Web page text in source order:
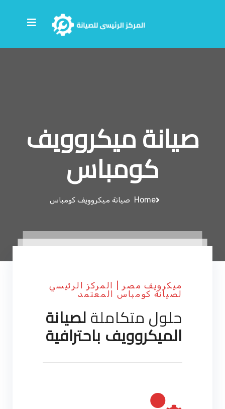
صيانة ميكروويف
كومباس
Home صيانة ميكروويف كومباس
ميكرويف مصر | المركز الرئيسي
لصيانة كومباس المعتمد
حلول متكاملةلصيانة
الميكروويف باحترافية